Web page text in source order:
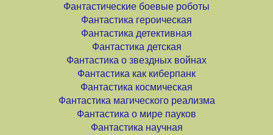
Фантастические боевые роботы
Фантастика героическая
Фантастика детективная
Фантастика детская
Фантастика о звездных войнах
Фантастика как киберпанк
Фантастика космическая
Фантастика магического реализма
Фантастика о мире пауков
Фантастика научная